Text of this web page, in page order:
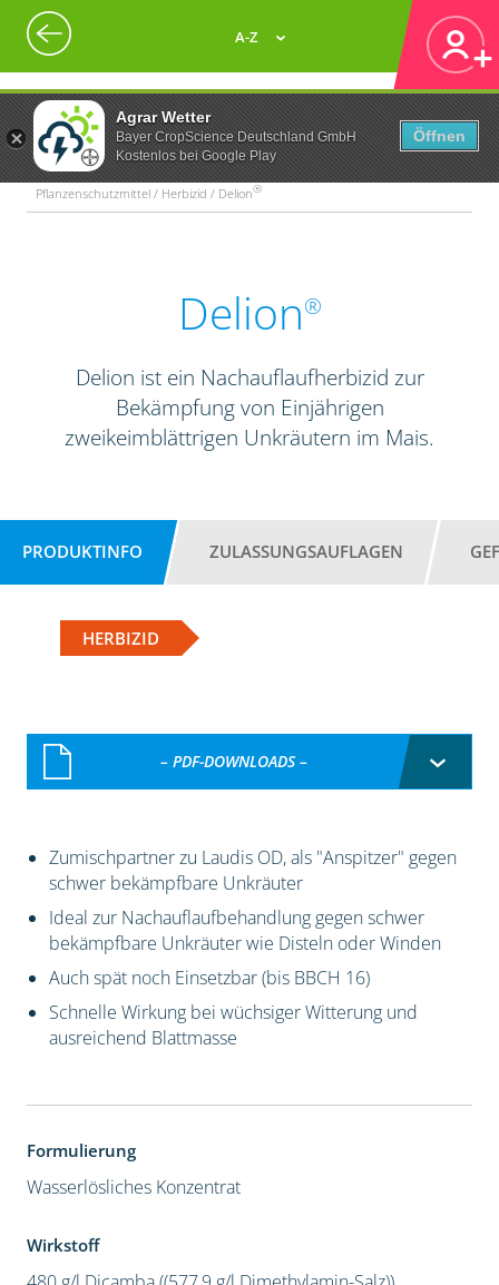
Agrar Wetter
Bayer CropScience Deutschland GmbH
Kostenlos bei Google Play
Öffnen
A-Z
Pflanzenschutzmittel / Herbizid / Delion®
Delion®
Delion ist ein Nachauflaufherbizid zur
Bekämpfung von Einjährigen
zweikeimblättrigen Unkräutern im Mais.
PRODUKTINFO ZULASSUNGSAUFLAGEN
HERBIZID
– PDF-DOWNLOADS –
Zumischpartner zu Laudis OD, als "Anspitzer" gegen
schwer bekämpfbare Unkräuter
Ideal zur Nachauflaufbehandlung gegen schwer
bekämpfbare Unkräuter wie Disteln oder Winden
Auch spät noch Einsetzbar (bis BBCH 16)
Schnelle Wirkung bei wüchsiger Witterung und
ausreichend Blattmasse
Formulierung
Wasserlösliches Konzentrat
Wirkstoff